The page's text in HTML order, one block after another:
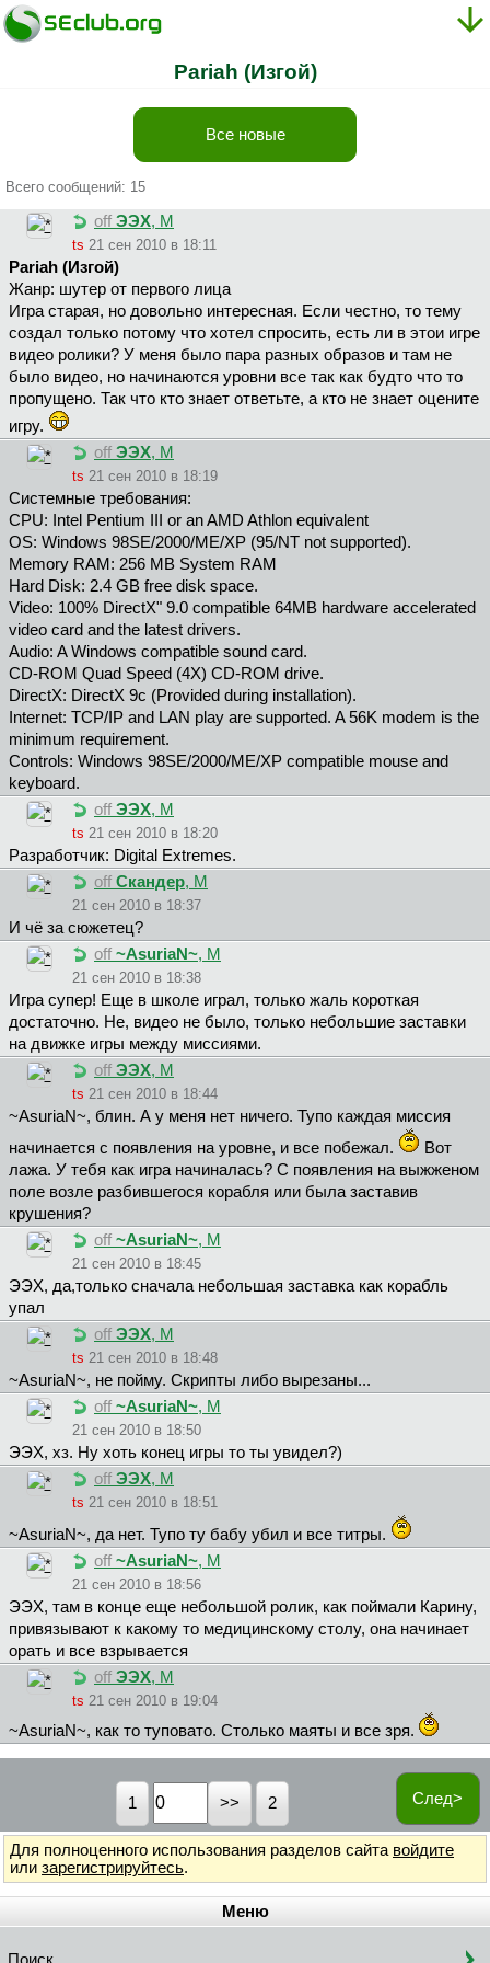
Pariah (Изгой)
Все новые
Всего сообщений: 15
off ЭЭХ, М
ts 21 сен 2010 в 18:11
Pariah (Изгой)
Жанр: шутер от первого лица
Игра старая, но довольно интересная. Если честно, то тему
создал только потому что хотел спросить, есть ли в этои игре
видео ролики? У меня было пара разных образов и там не
было видео, но начинаются уровни все так как будто что то
пропущено. Так что кто знает ответьте, а кто не знает оцените
игру.
off ЭЭХ, М
ts 21 сен 2010 в 18:19
Системные требования:
CPU: Intel Pentium III or an AMD Athlon equivalent
OS: Windows 98SE/2000/ME/XP (95/NT not supported).
Memory RAM: 256 MB System RAM
Hard Disk: 2.4 GB free disk space.
Video: 100% DirectX" 9.0 compatible 64MB hardware accelerated
video card and the latest drivers.
Audio: A Windows compatible sound card.
CD-ROM Quad Speed (4X) CD-ROM drive.
DirectX: DirectX 9c (Provided during installation).
Internet: TCP/IP and LAN play are supported. A 56K modem is the
minimum requirement.
Controls: Windows 98SE/2000/ME/XP compatible mouse and
keyboard.
off ЭЭХ, М
ts 21 сен 2010 в 18:20
Разработчик: Digital Extremes.
off Скандер, М
21 сен 2010 в 18:37
И чё за сюжетец?
off ~AsuriaN~, М
21 сен 2010 в 18:38
Игра супер! Еще в школе играл, только жаль короткая
достаточно. Не, видео не было, только небольшие заставки
на движке игры между миссиями.
off ЭЭХ, М
ts 21 сен 2010 в 18:44
~AsuriaN~, блин. А у меня нет ничего. Тупо каждая миссия
начинается с появления на уровне, и все побежал.
Вот
лажа. У тебя как игра начиналась? С появления на выжженом
поле возле разбившегося корабля или была заставив
крушения?
off ~AsuriaN~, М
21 сен 2010 в 18:45
ЭЭX, дa,только снaчaлa нeбольшaя зaстaвкa кaк корaбль
упaл
off ЭЭХ, М
ts 21 сен 2010 в 18:48
~AsuriaN~, не пойму. Скрипты либо вырезаны...
off ~AsuriaN~, М
21 сен 2010 в 18:50
ЭЭX, хз. Ну хоть конец игры то ты увидел?)
off ЭЭХ, М
ts 21 сен 2010 в 18:51
~AsuriaN~, да нет. Тупо ту бабу убил и все титры.
off ~AsuriaN~, М
21 сен 2010 в 18:56
ЭЭX, там в конце еще небольшой ролик, как поймали Карину,
привязывают к какому то медицинскому столу, она начинает
орать и все взрывается
off ЭЭХ, М
ts 21 сен 2010 в 19:04
~AsuriaN~, как то туповато. Столько маяты и все зря.
След>
1 2
Для полноценного использования разделов сайта войдите
или зарегистрируйтесь.
Меню
Поиск